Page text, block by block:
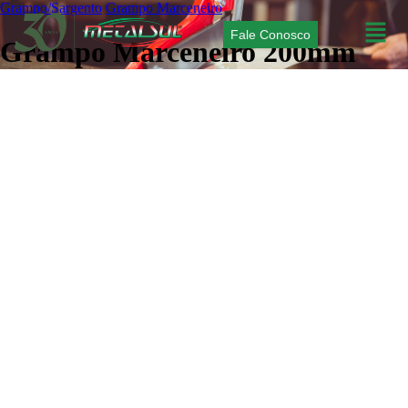
Fale Conosco
Grampo/Sargento Grampo Marceneiro
Grampo Marceneiro 200mm